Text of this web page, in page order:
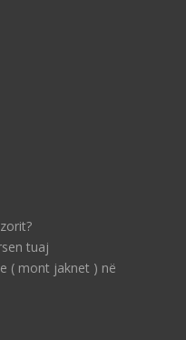
tuaj
( mont jaknet ) në